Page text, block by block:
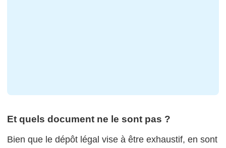
Et quels document ne le sont pas ?
Bien que le dépôt légal vise à être exhaustif, en sont